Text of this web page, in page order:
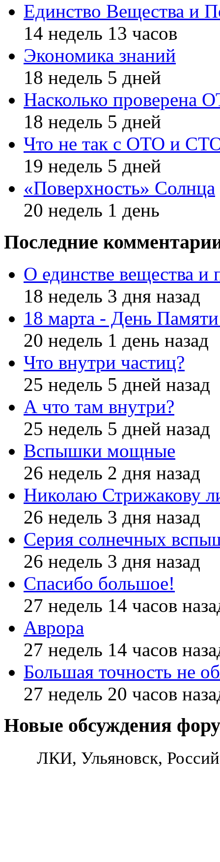
Единство Вещества и
14 недель 13 часов
Экономика знаний
18 недель 5 дней
Насколько проверена
18 недель 5 дней
Что не так с ОТО и
19 недель 5 дней
«Поверхность» Солнца
20 недель 1 день
Последние
О единстве вещества и
18 недель 3 дня назад
18 марта - День
20 недель 1 день назад
Что внутри частиц?
25 недель 5 дней назад
А что там внутри?
25 недель 5 дней назад
Вспышки мощные
26 недель 2 дня назад
Николаю Стрижакову
26 недель 3 дня назад
Серия солнечных
26 недель 3 дня назад
Спасибо большое!
27 недель 14 часов
Аврора
27 недель 14 часов
Большая точность не
27 недель 20 часов
Новые обсуждения
ЛКИ, Ульяновск,